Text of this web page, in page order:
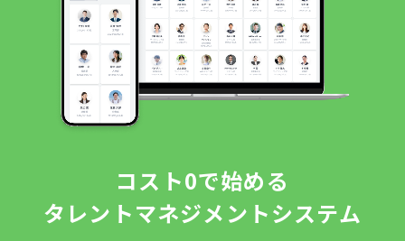
コスト0で始める
タレントマネジメントシステム